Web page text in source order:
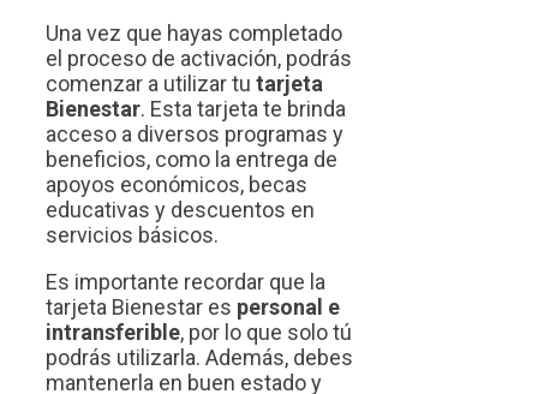
Una vez que hayas completado
el proceso de activación, podrás
comenzar a utilizar tu tarjeta
Bienestar. Esta tarjeta te brinda
acceso a diversos programas y
beneficios, como la entrega de
apoyos económicos, becas
educativas y descuentos en
servicios básicos.
Es importante recordar que la
tarjeta Bienestar es personal e
intransferible, por lo que solo tú
podrás utilizarla. Además, debes
mantenerla en buen estado y